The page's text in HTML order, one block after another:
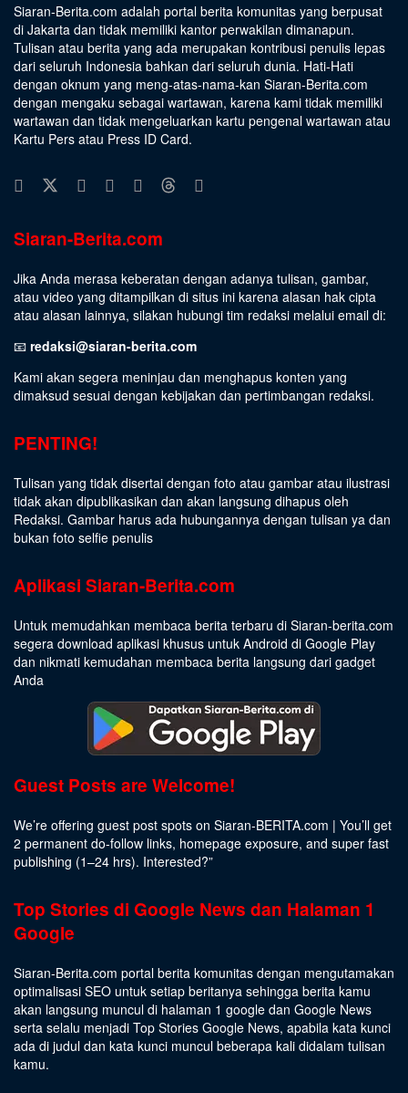
Siaran-Berita.com adalah portal berita komunitas yang berpusat
di Jakarta dan tidak memiliki kantor perwakilan dimanapun.
Tulisan atau berita yang ada merupakan kontribusi penulis lepas
dari seluruh Indonesia bahkan dari seluruh dunia. Hati-Hati
dengan oknum yang meng-atas-nama-kan Siaran-Berita.com
dengan mengaku sebagai wartawan, karena kami tidak memiliki
wartawan dan tidak mengeluarkan kartu pengenal wartawan atau
Kartu Pers atau Press ID Card.
Siaran-Berita.com
Jika Anda merasa keberatan dengan adanya tulisan, gambar,
atau video yang ditampilkan di situs ini karena alasan hak cipta
atau alasan lainnya, silakan hubungi tim redaksi melalui email di:
📧 redaksi@siaran-berita.com
Kami akan segera meninjau dan menghapus konten yang
dimaksud sesuai dengan kebijakan dan pertimbangan redaksi.
PENTING!
Tulisan yang tidak disertai dengan foto atau gambar atau ilustrasi
tidak akan dipublikasikan dan akan langsung dihapus oleh
Redaksi. Gambar harus ada hubungannya dengan tulisan ya dan
bukan foto selfie penulis
Aplikasi Siaran-Berita.com
Untuk memudahkan membaca berita terbaru di Siaran-berita.com
segera download aplikasi khusus untuk Android di Google Play
dan nikmati kemudahan membaca berita langsung dari gadget
Anda
Guest Posts are Welcome!
We’re offering guest post spots on Siaran-BERITA.com | You’ll get
2 permanent do-follow links, homepage exposure, and super fast
publishing (1–24 hrs). Interested?”
Top Stories di Google News dan Halaman 1
Google
Siaran-Berita.com portal berita komunitas dengan mengutamakan
optimalisasi SEO untuk setiap beritanya sehingga berita kamu
akan langsung muncul di halaman 1 google dan Google News
serta selalu menjadi Top Stories Google News, apabila kata kunci
ada di judul dan kata kunci muncul beberapa kali didalam tulisan
kamu.